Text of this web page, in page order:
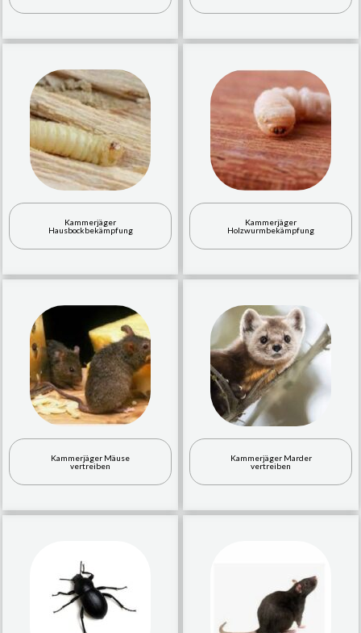
Kammerjäger
Hausbockbekämpfung
Kammerjäger
Holzwurmbekämpfung
Kammerjäger Mäuse
vertreiben
Kammerjäger Marder
vertreiben